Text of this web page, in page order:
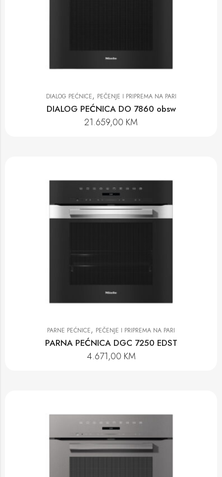
DIALOG PEĆNICE, PEČENJE I PRIPREMA NA PARI
DIALOG PEĆNICA DO 7860 obsw
21.659,00 KM
PARNE PEĆNICE, PEČENJE I PRIPREMA NA PARI
PARNA PEĆNICA DGC 7250 EDST
4.671,00 KM